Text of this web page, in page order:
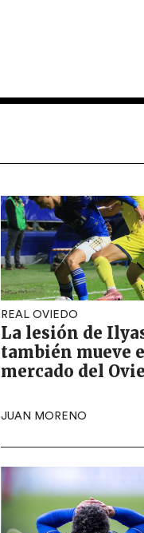
REAL OVIEDO
La lesión de
también mueve
mercado del
JUAN MORENO